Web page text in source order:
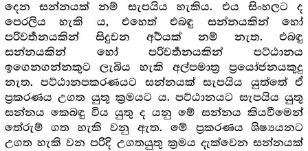
දෙන සන්නයක් නම් සැපයිය හැකිය. එය සිංහලට ද
පෙරලිය හැකි ය, එහෙත් එබඳු සන්නයකින් හෝ
පරිවර්‍තනයකින් සිදුවන අර්‍ථයක් නම් නැත. එබඳු
සන්නයකින් හෝ පරිවර්‍තනයකින් පට්ඨානය
ඉගෙනගන්නකුට ලැබිය හැකි අල්පමාත්‍ර ප්‍රයෝජනයකුදු
නැත. පට්ඨානපකරණයට සන්නයක් සැපයිය යුත්තේ ඒ
ප්‍රකරණය උගත යුතු ක්‍රමයට ය. පට්ඨානයට සැපයිය යුතු
සන්නය කෙබඳු විය යුතු ද යනු මේ සන්නය කියවීමෙන්
තේරුම් ගත හැකි වනු ඇත. මේ ප්‍රකරණය ශිෂ්‍යයනට
උගත හැකි වන පරිදි උගතයුතු ක්‍රමය දැක්වෙන සන්නයක්